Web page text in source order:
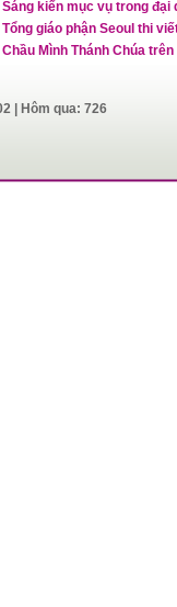
Sáng kiến mục vụ trong đại
Tổng giáo phận Seoul thi
Chầu Mình Thánh Chúa
| Hôm qua: 726